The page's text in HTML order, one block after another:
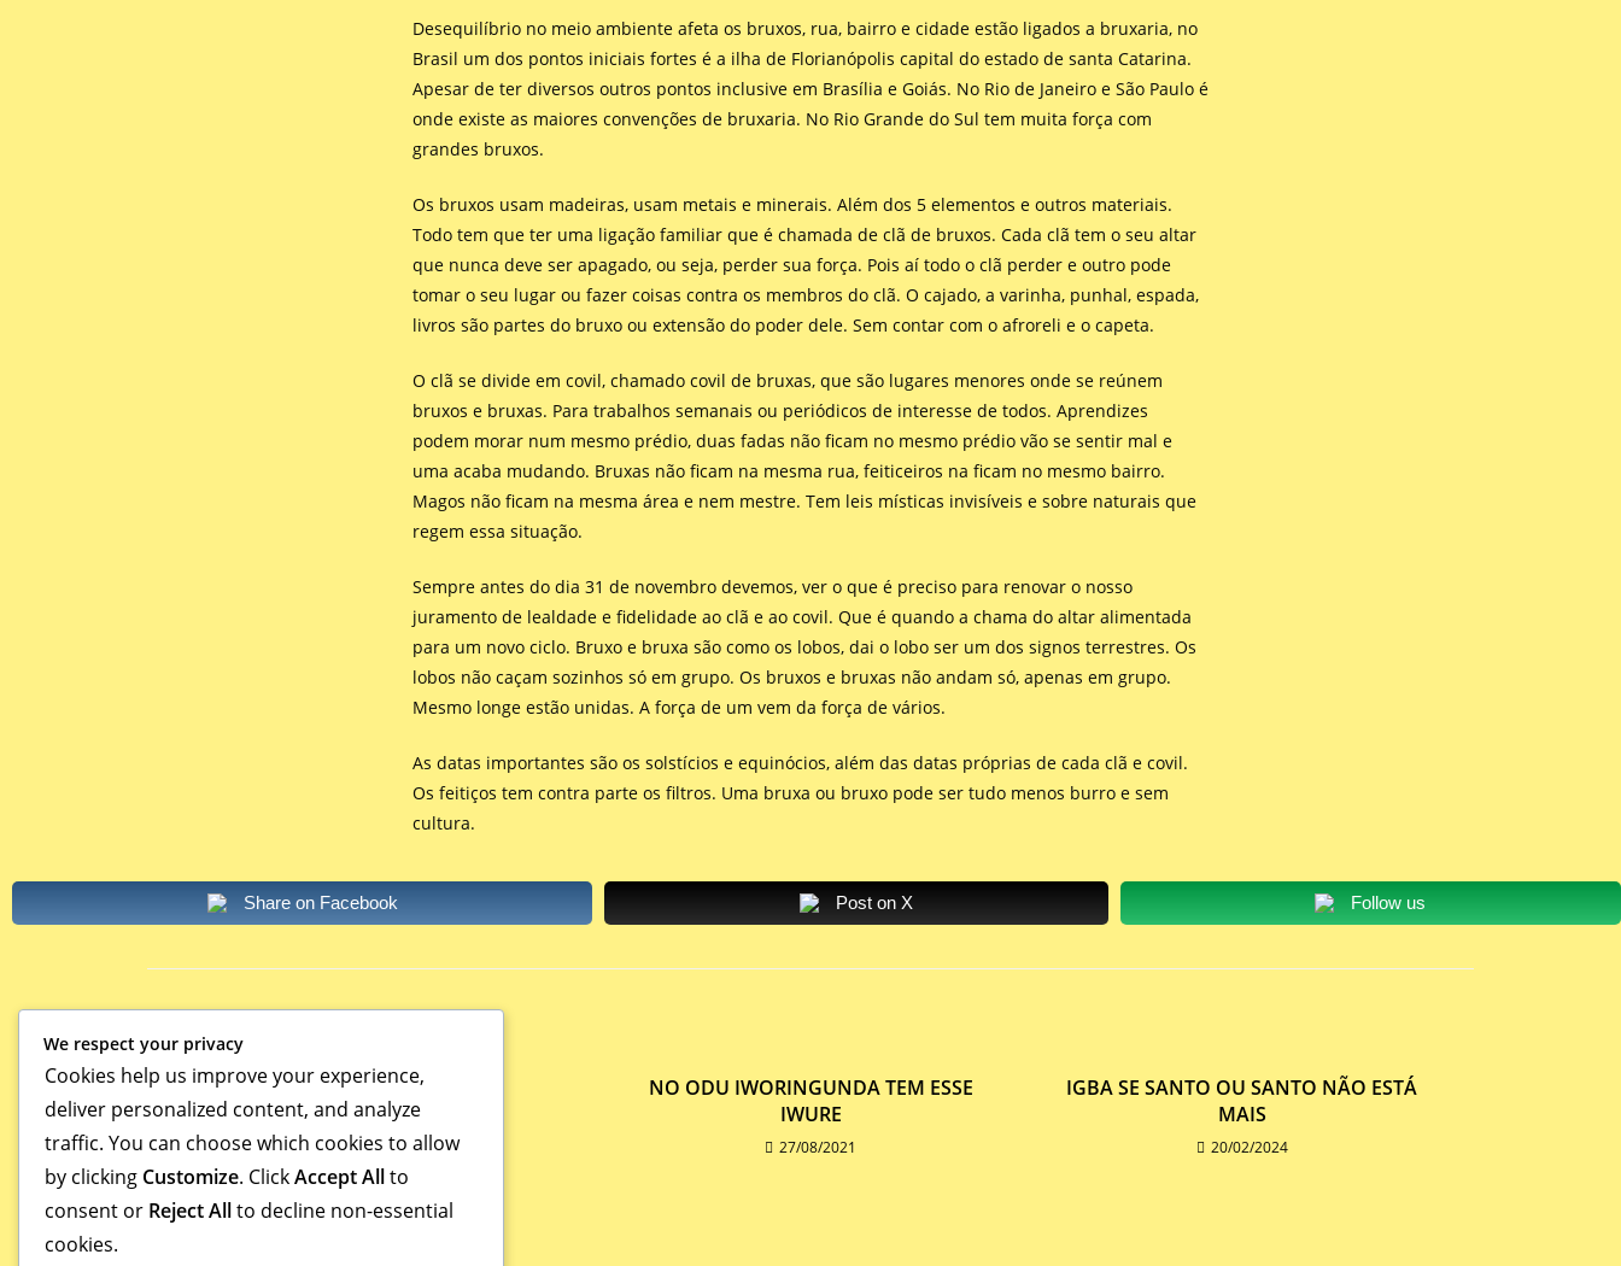
Desequilíbrio no meio ambiente afeta os bruxos, rua, bairro e cidade estão ligados a bruxaria, no
Brasil um dos pontos iniciais fortes é a ilha de Florianópolis capital do estado de santa Catarina.
Apesar de ter diversos outros pontos inclusive em Brasília e Goiás. No Rio de Janeiro e São Paulo é
onde existe as maiores convenções de bruxaria. No Rio Grande do Sul tem muita força com
grandes bruxos.
Os bruxos usam madeiras, usam metais e minerais. Além dos 5 elementos e outros materiais.
Todo tem que ter uma ligação familiar que é chamada de clã de bruxos. Cada clã tem o seu altar
que nunca deve ser apagado, ou seja, perder sua força. Pois aí todo o clã perder e outro pode
tomar o seu lugar ou fazer coisas contra os membros do clã. O cajado, a varinha, punhal, espada,
livros são partes do bruxo ou extensão do poder dele. Sem contar com o afroreli e o capeta.
O clã se divide em covil, chamado covil de bruxas, que são lugares menores onde se reúnem
bruxos e bruxas. Para trabalhos semanais ou periódicos de interesse de todos. Aprendizes
podem morar num mesmo prédio, duas fadas não ficam no mesmo prédio vão se sentir mal e
uma acaba mudando. Bruxas não ficam na mesma rua, feiticeiros na ficam no mesmo bairro.
Magos não ficam na mesma área e nem mestre. Tem leis místicas invisíveis e sobre naturais que
regem essa situação.
Sempre antes do dia 31 de novembro devemos, ver o que é preciso para renovar o nosso
juramento de lealdade e fidelidade ao clã e ao covil. Que é quando a chama do altar alimentada
para um novo ciclo. Bruxo e bruxa são como os lobos, dai o lobo ser um dos signos terrestres. Os
lobos não caçam sozinhos só em grupo. Os bruxos e bruxas não andam só, apenas em grupo.
Mesmo longe estão unidas. A força de um vem da força de vários.
As datas importantes são os solstícios e equinócios, além das datas próprias de cada clã e covil.
Os feitiços tem contra parte os filtros. Uma bruxa ou bruxo pode ser tudo menos burro e sem
cultura.
Share on Facebook Post on X Follow us
AXÉ E CUMEEIRA
19/05/2021
NO ODU IWORINGUNDA TEM ESSE
IWURE
27/08/2021
IGBA SE SANTO OU SANTO NÃO ESTÁ
MAIS
20/02/2024
We respect your privacy
Cookies help us improve your experience,
deliver personalized content, and analyze
traffic. You can choose which cookies to allow
by clicking Customize. ClickAccept Allto
consent or Reject Allto decline non-essential
cookies.